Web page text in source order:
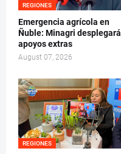
REGIONES
Emergencia agrícola en
Ñuble: Minagri desplegará
apoyos extras
August 07, 2026
REGIONES